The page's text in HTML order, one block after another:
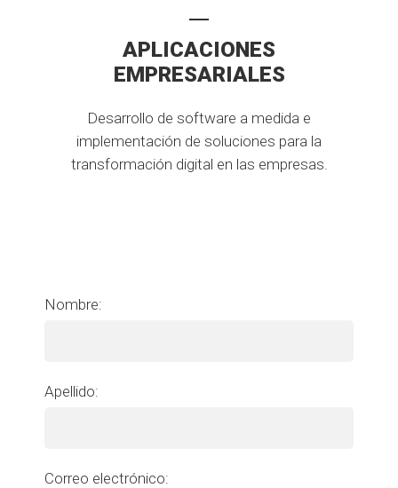
APLICACIONES
EMPRESARIALES
Desarrollo de software a medida e
implementación de soluciones para la
transformación digital en las empresas.
Nombre:
Apellido:
Correo electrónico: